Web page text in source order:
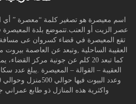
اسم معيصرة هو تصغير كلمة “معصرة ” أي
عصر الزيت أو العنب.تتموضع بلدة
كما تبعد 20 كلم عن جونية مركز
واكثرية هذه المنازل ذو طابع عمراني